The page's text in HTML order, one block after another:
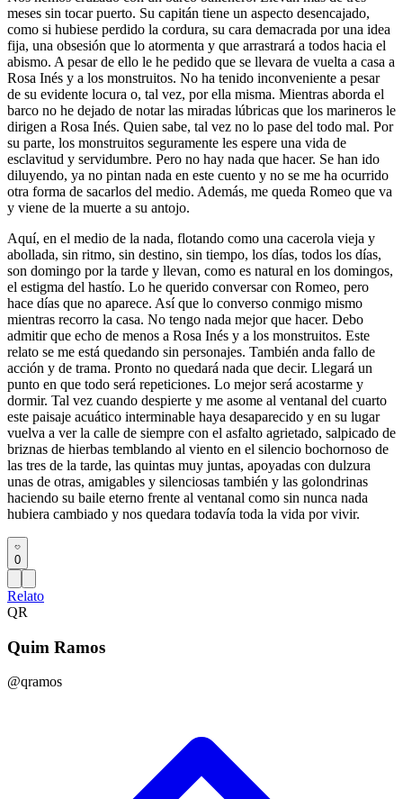
meses sin tocar puerto. Su capitán tiene un aspecto desencajado,
como si hubiese perdido la cordura, su cara demacrada por una idea
fija, una obsesión que lo atormenta y que arrastrará a todos hacia el
abismo. A pesar de ello le he pedido que se llevara de vuelta a casa a
Rosa Inés y a los monstruitos. No ha tenido inconveniente a pesar
de su evidente locura o, tal vez, por ella misma. Mientras aborda el
barco no he dejado de notar las miradas lúbricas que los marineros le
dirigen a Rosa Inés. Quien sabe, tal vez no lo pase del todo mal. Por
su parte, los monstruitos seguramente les espere una vida de
esclavitud y servidumbre. Pero no hay nada que hacer. Se han ido
diluyendo, ya no pintan nada en este cuento y no se me ha ocurrido
otra forma de sacarlos del medio. Además, me queda Romeo que va
y viene de la muerte a su antojo.
Aquí, en el medio de la nada, flotando como una cacerola vieja y
abollada, sin ritmo, sin destino, sin tiempo, los días, todos los días,
son domingo por la tarde y llevan, como es natural en los domingos,
el estigma del hastío. Lo he querido conversar con Romeo, pero
hace días que no aparece. Así que lo converso conmigo mismo
mientras recorro la casa. No tengo nada mejor que hacer. Debo
admitir que echo de menos a Rosa Inés y a los monstruitos. Este
relato se me está quedando sin personajes. También anda fallo de
acción y de trama. Pronto no quedará nada que decir. Llegará un
punto en que todo será repeticiones. Lo mejor será acostarme y
dormir. Tal vez cuando despierte y me asome al ventanal del cuarto
este paisaje acuático interminable haya desaparecido y en su lugar
vuelva a ver la calle de siempre con el asfalto agrietado, salpicado de
briznas de hierbas temblando al viento en el silencio bochornoso de
las tres de la tarde, las quintas muy juntas, apoyadas con dulzura
unas de otras, amigables y silenciosas también y las golondrinas
haciendo su baile eterno frente al ventanal como sin nunca nada
hubiera cambiado y nos quedara todavía toda la vida por vivir.
0
Relato
QR
Quim Ramos
@qramos